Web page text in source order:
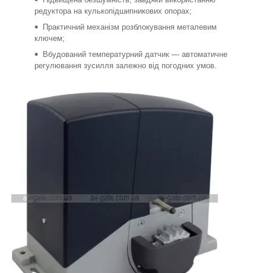
редуктора на кулькопідшипникових опорах;
Практичний механізм розблокування металевим
ключем;
Вбудований температурний датчик — автоматичне
регулювання зусилля залежно від погодних умов.